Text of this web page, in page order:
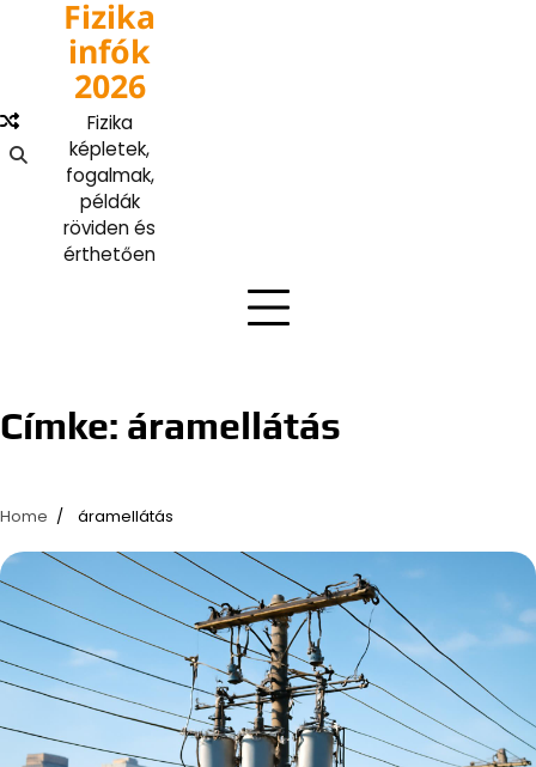
content
Fizika
infók
2026
Fizika
képletek,
fogalmak,
példák
röviden és
érthetően
Címke: áramellátás
Home áramellátás